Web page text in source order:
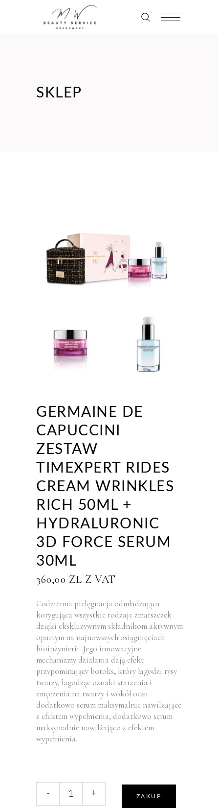
SKLEP
GERMAINE DE
CAPUCCINI
ZESTAW
TIMEXPERT RIDES
CREAM WRINKLES
RICH 50ML +
HYDRALURONIC
3D FORCE SERUM
30ML
360,00 ZŁ Z VAT
Codzienna pielęgnacja odmładzająca
korygująca wszystkie rodzaje zmarszczek
dzięki ekskluzywnym składnikom aktywnym
opartym na najnowszych osiągnięciach
bioinżynierii. Jego innowacyjne
mechanizmy działania dają efekt
przypominający botoks, który łagodzi rysy
twarzy, łagodząc oznaki starzenia i
zmęczenia na twarzy i wokół oczu
dodatkowo serum maksymalnie nawilżające
z efektem wypełnienia, dodatkowo serum
maksymalnie nawilżająco z efektem
wypełnienia.
- + ZAKUP